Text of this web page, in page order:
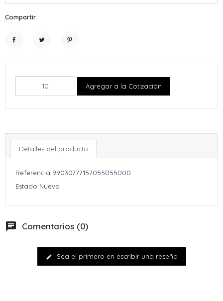
Compartir
Agregar a la Cotización
Detalles del producto
Referencia 99030777157055055000
Estado Nuevo
chat Comentarios (0)
edit Sea el primero en escribir una reseña